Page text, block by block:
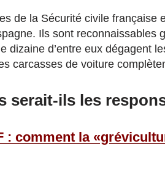
de la Sécurité civile française
Ils sont reconnaissables
dizaine d’entre eux dégagent
carcasses de voiture
serait-ils les
: comment la